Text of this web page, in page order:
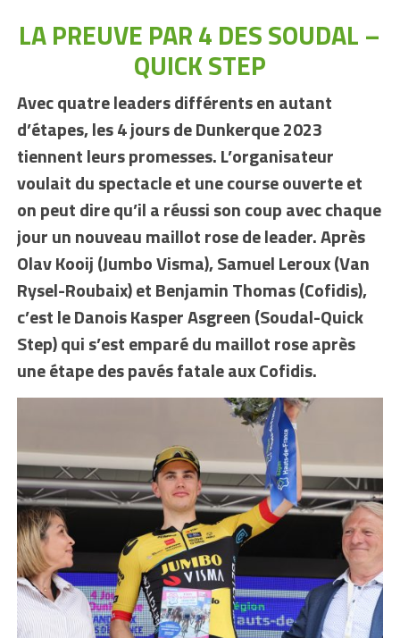
LA PREUVE PAR 4 DES SOUDAL –
QUICK STEP
Avec quatre leaders différents en autant
d’étapes, les 4 jours de Dunkerque 2023
tiennent leurs promesses. L’organisateur
voulait du spectacle et une course ouverte et
on peut dire qu’il a réussi son coup avec chaque
jour un nouveau maillot rose de leader. Après
Olav Kooij (Jumbo Visma), Samuel Leroux (Van
Rysel-Roubaix) et Benjamin Thomas (Cofidis),
c’est le Danois Kasper Asgreen (Soudal-Quick
Step) qui s’est emparé du maillot rose après
une étape des pavés fatale aux Cofidis.